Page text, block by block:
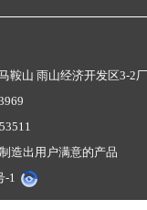
鞍山 雨山经济开发区3-2
造出用户满意的产品
-1